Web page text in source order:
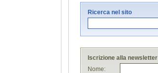
Ricerca nel sito
Iscrizione alla newsletter
Nome: